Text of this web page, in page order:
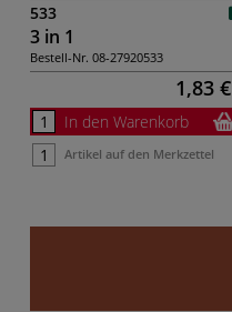
533
3 in 1
Bestell-Nr. 08-27920533
1,83 €
In den Warenkorb
Artikel auf den Merkzettel